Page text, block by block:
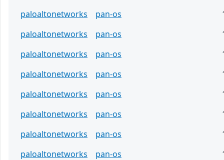
paloaltonetworks
pan-os
paloaltonetworks
pan-os
paloaltonetworks
pan-os
paloaltonetworks
pan-os
paloaltonetworks
pan-os
paloaltonetworks
pan-os
paloaltonetworks
pan-os
paloaltonetworks
pan-os